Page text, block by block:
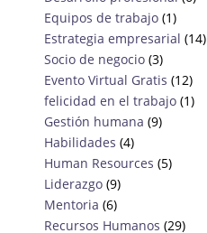
Equipos de trabajo (1)
Estrategia empresarial (14)
Socio de negocio (3)
Evento Virtual Gratis (12)
felicidad en el trabajo (1)
Gestión humana (9)
Habilidades (4)
Human Resources (5)
Liderazgo (9)
Mentoria (6)
Recursos Humanos (29)